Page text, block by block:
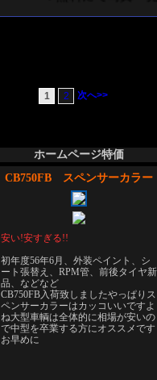
1 2 次へ>>
ホームページ特価
CB750FB スペンサーカラー
安い!安すぎる!!
初年度56年6月、外装ペイント、シ
ート張替え、RPM管、前後タイヤ新
品、などなど
CB750FB入荷致しましたやっぱりス
ペンサーカラーはカッコいいですよ
ね大型車輌は全体的に相場が安いの
で中型を卒業する方にオススメです
お早めに